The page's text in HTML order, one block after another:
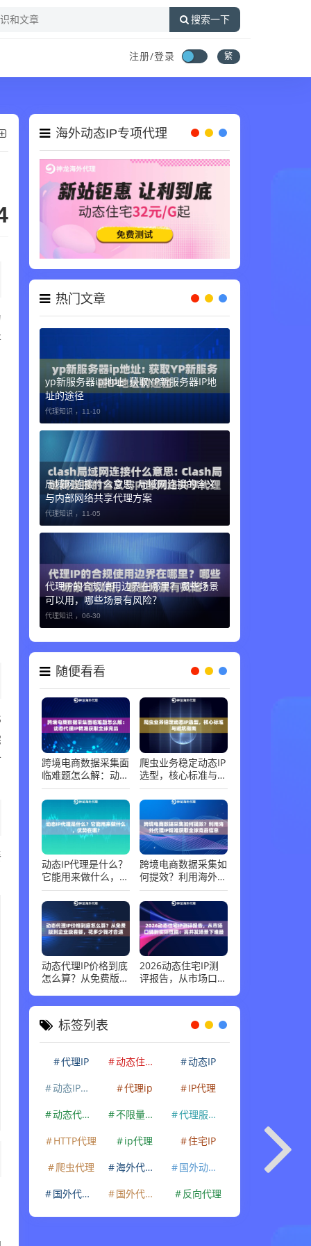
搜索一下
注册/登录 繁
海外动态IP专项代理
热门文章
yp新服务器ip地址: 获取YP新服务器IP地
址的途径
代理知识 ， 11-10
局域网连接什么意思: 局域网连接的含义
与内部网络共享代理方案
代理知识 ， 11-05
代理IP的合规使用边界在哪里？哪些场景
可以用，哪些场景有风险？
代理知识 ， 06-30
随便看看
跨境电商数据采集面
临难题怎么解：动态
代理IP精准获取全球
竞品
爬虫业务稳定动态IP
选型，核心标准与避
坑指南
动态IP代理是什么？
它能用来做什么，优
势在哪？
跨境电商数据采集如
何提效？利用海外代
理IP精准获取全球竞
品信息
动态代理IP价格到底
怎么算？从免费版到
钱才合适
2026动态住宅IP测
评报告，从市场口碑
场景下谁最稳
标签列表
代理IP 动态住宅IP
动态IP
动态IP代理
代理ip
IP代理
动态代理IP
不限量代理IP
代理服务器
HTTP代理
ip代理
住宅IP
爬虫代理
海外代理ip
国外动态IP
国外代理IP
国外代理ip 反向代理